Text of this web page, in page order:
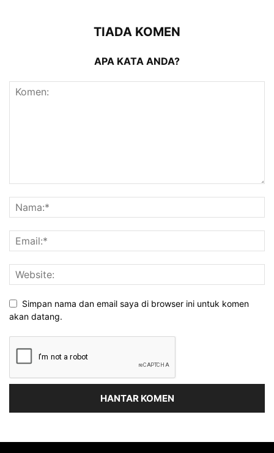
TIADA KOMEN
APA KATA ANDA?
Simpan nama dan email saya di browser ini untuk komen
akan datang.